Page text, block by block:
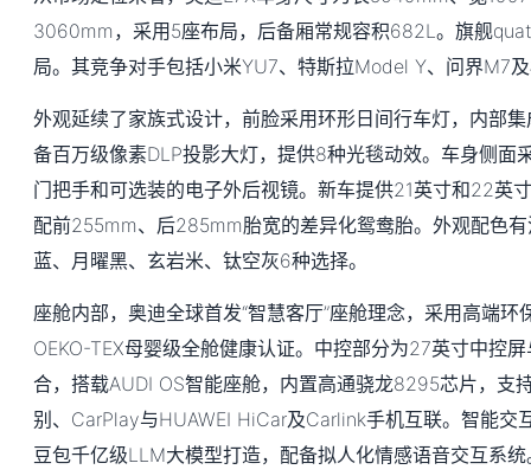
3060mm，采用5座布局，后备厢常规容积682L。旗舰
局。其竞争对手包括小米YU7、特斯拉Model Y、问界M7
外观延续了家族式设计，前脸采用环形日间行车灯，内部
备百万级像素DLP投影大灯，提供8种光毯动效。车身侧面
门把手和可选装的电子外后视镜。新车提供21英寸和22英
配前255mm、后285mm胎宽的差异化鸳鸯胎。外观配色
蓝、月曜黑、玄岩米、钛空灰6种选择。
座舱内部，奥迪全球首发“智慧客厅”座舱理念，采用高端环
OEKO-TEX母婴级全舱健康认证。中控部分为27英寸中控
合，搭载AUDI OS智能座舱，内置高通骁龙8295芯片，支
别、CarPlay与HUAWEI HiCar及Carlink手机互联。智能交
豆包千亿级LLM大模型打造，配备拟人化情感语音交互系统